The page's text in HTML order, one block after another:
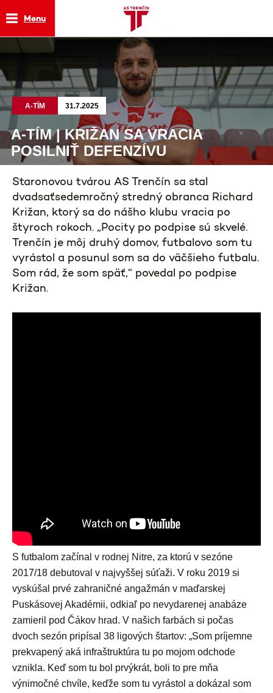
Menu
A-TÍM 31.7.2025
A-TÍM | KRIŽAN SA VRACIA
POSILNIŤ DEFENZÍVU
Staronovou tvárou AS Trenčín sa stal
dvadsaťsedemročný stredný obranca Richard
Križan, ktorý sa do nášho klubu vracia po
štyroch rokoch. „Pocity po podpise sú skvelé.
Trenčín je môj druhý domov, futbalovo som tu
vyrástol a posunul som sa do väčšieho futbalu.
Som rád, že som späť,“ povedal po podpise
Križan.
S futbalom začínal v rodnej Nitre, za ktorú v sezóne
2017/18 debutoval v najvyššej súťaži. V roku 2019 si
vyskúšal prvé zahraničné angažmán v maďarskej
Puskásovej Akadémii, odkiaľ po nevydarenej anabáze
zamieril pod Čákov hrad. V našich farbách si počas
dvoch sezón pripísal 38 ligových štartov: „Som príjemne
prekvapený aká infraštruktúra tu po mojom odchode
vznikla. Keď som tu bol prvýkrát, boli to pre mňa
výnimočné chvíle, keďže som tu vyrástol a dokázal som